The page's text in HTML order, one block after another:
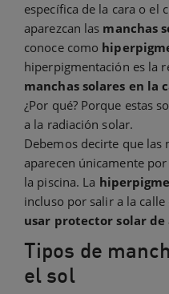
específica de la cara o el
aparezcan las manchas
conoce como
hiperpigmentación es la
manchas solares en la
¿Por qué? Porque estas
a la radiación solar.
Debemos decirte que las
aparecen únicamente
la piscina. La
incluso por salir a la
usar protector solar
Tipos de
el sol